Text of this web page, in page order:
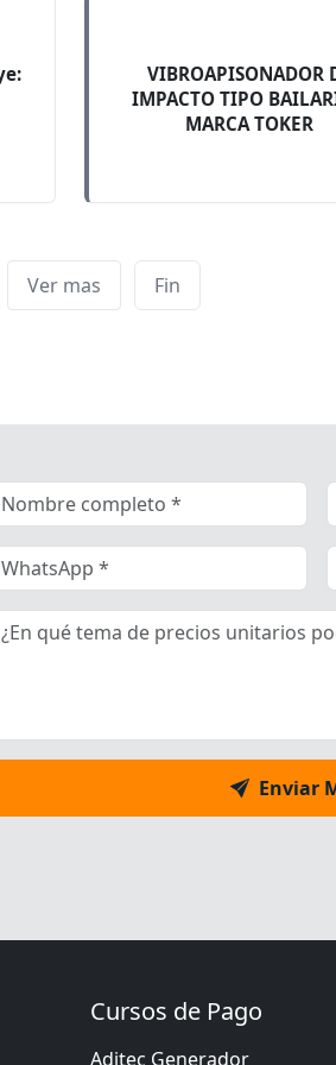
VIBROAPISONADOR
IMPACTO TIPO
MARCA TOKER
Ver mas Fin
Enviar
Cursos de Pago
Aditec Generador